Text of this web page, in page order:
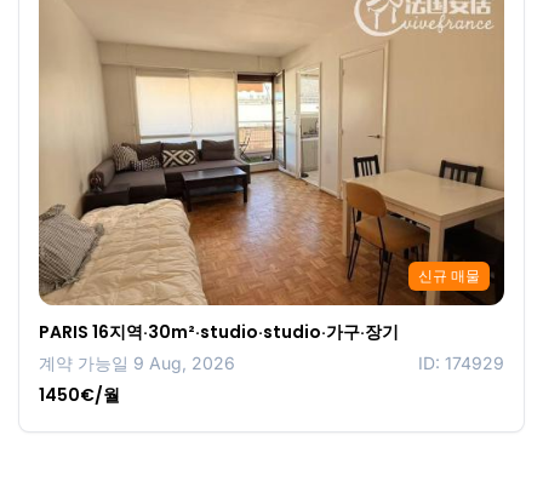
신규 매물
PARIS 16지역·30m²·studio·studio·가구·장기
계약 가능일 9 Aug, 2026 ID: 174929
1450€/월